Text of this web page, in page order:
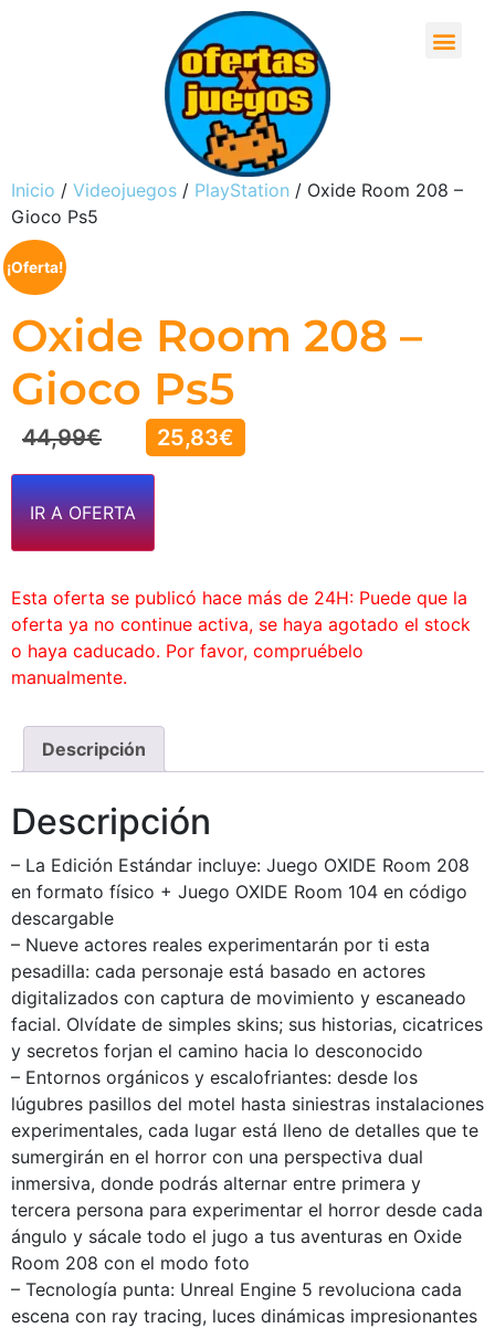
Inicio / Videojuegos / PlayStation / Oxide Room 208 –
Gioco Ps5
¡Oferta!
Oxide Room 208 –
Gioco Ps5
44,99€ 25,83€
IR A OFERTA
Esta oferta se publicó hace más de 24H: Puede que la
oferta ya no continue activa, se haya agotado el stock
o haya caducado. Por favor, compruébelo
manualmente.
Descripción
Descripción
– La Edición Estándar incluye: Juego OXIDE Room 208
en formato físico + Juego OXIDE Room 104 en código
descargable
– Nueve actores reales experimentarán por ti esta
pesadilla: cada personaje está basado en actores
digitalizados con captura de movimiento y escaneado
facial. Olvídate de simples skins; sus historias, cicatrices
y secretos forjan el camino hacia lo desconocido
– Entornos orgánicos y escalofriantes: desde los
lúgubres pasillos del motel hasta siniestras instalaciones
experimentales, cada lugar está lleno de detalles que te
sumergirán en el horror con una perspectiva dual
inmersiva, donde podrás alternar entre primera y
tercera persona para experimentar el horror desde cada
ángulo y sácale todo el jugo a tus aventuras en Oxide
Room 208 con el modo foto
– Tecnología punta: Unreal Engine 5 revoluciona cada
escena con ray tracing, luces dinámicas impresionantes